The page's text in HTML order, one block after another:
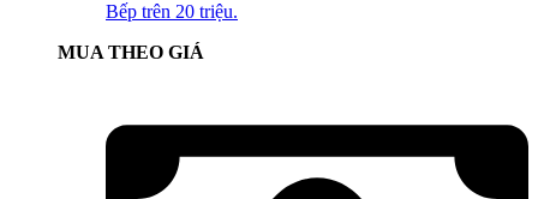
Bếp trên 20 triệu.
MUA THEO GIÁ